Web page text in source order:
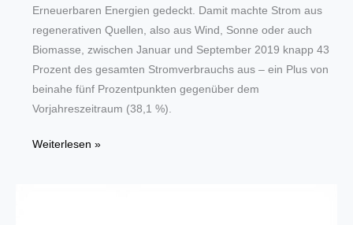
Erneuerbaren Energien gedeckt. Damit machte Strom aus
regenerativen Quellen, also aus Wind, Sonne oder auch
Biomasse, zwischen Januar und September 2019 knapp 43
Prozent des gesamten Stromverbrauchs aus – ein Plus von
beinahe fünf Prozentpunkten gegenüber dem
Vorjahreszeitraum (38,1 %).
Erneuerbare
Weiterlesen »